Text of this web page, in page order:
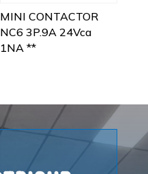
MINI CONTACTOR
NC6 3P.9A 24Vca
1NA **